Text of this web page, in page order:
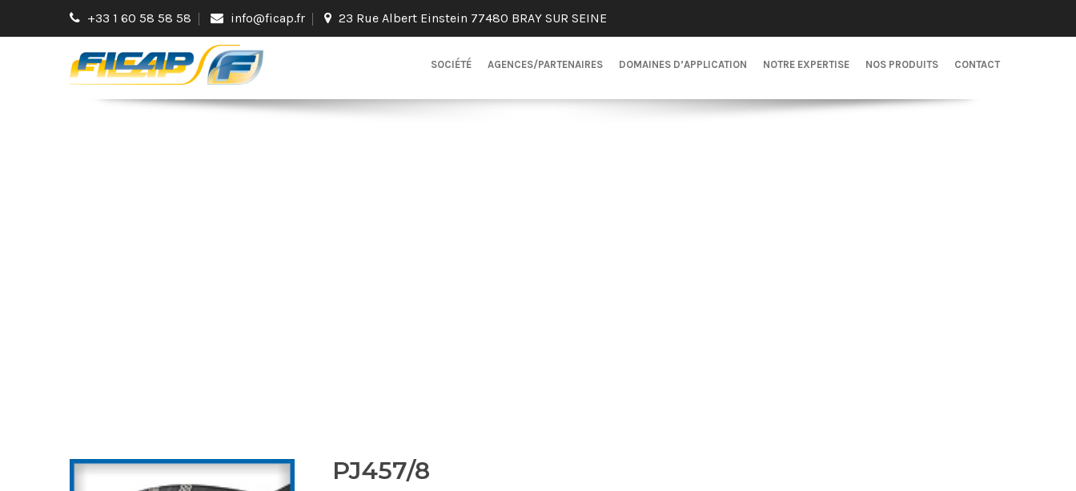
+33 1 60 58 58 58 info@ficap.fr 23 Rue Albert Einstein 77480 BRAY SUR SEINE
SOCIÉTÉ AGENCES/PARTENAIRES DOMAINES D’APPLICATION NOTRE EXPERTISE NOS PRODUITS CONTACT
PJ457/8